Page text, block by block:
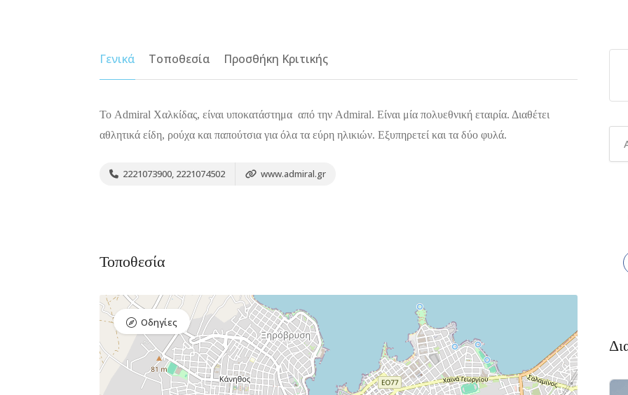
Γενικά Τοποθεσία Προσθήκη Κριτικής
Το Admiral Χαλκίδας, είναι υποκατάστημα από την Admiral. Είναι μία πολυεθνική εταιρία. Διαθέτει
αθλητικά είδη, ρούχα και παπούτσια για όλα τα εύρη ηλικιών. Εξυπηρετεί και τα δύο φυλά.
2221073900, 2221074502 www.admiral.gr
Τοποθεσία
Οδηγίες